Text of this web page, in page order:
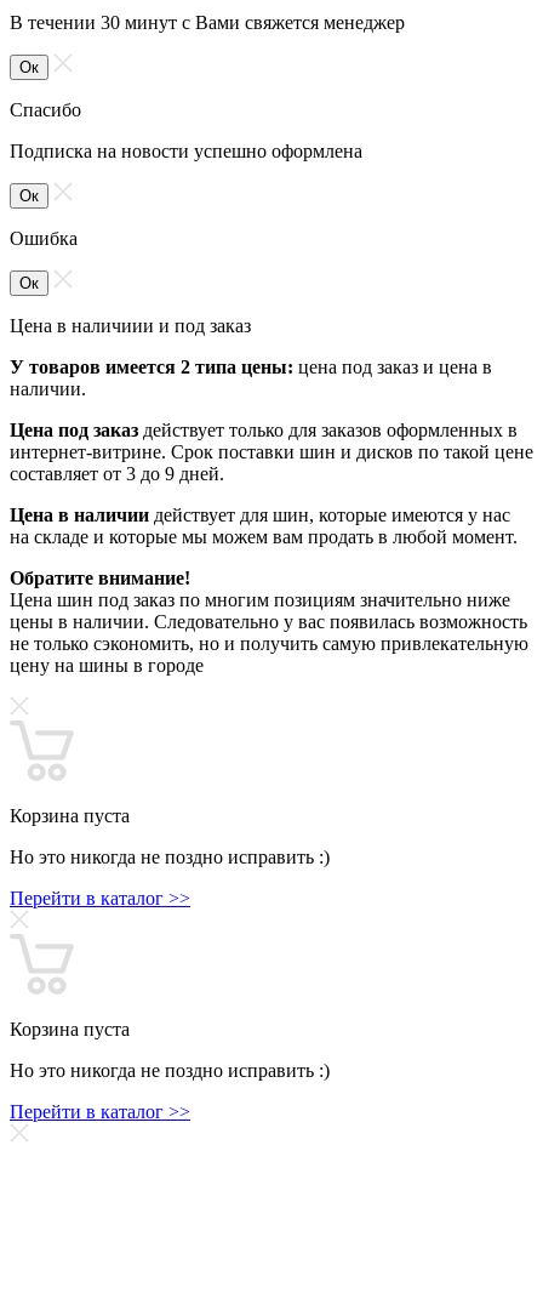
В течении 30 минут с Вами свяжется менеджер
Ок
Спасибо
Подписка на новости успешно оформлена
Ок
Ошибка
Ок
Цена в наличиии и под заказ
У товаров имеется 2 типа цены: цена под заказ и цена в
наличии.
Цена под заказ действует только для заказов оформленных в
интернет-витрине. Срок поставки шин и дисков по такой цене
составляет от 3 до 9 дней.
Цена в наличии действует для шин, которые имеются у нас
на складе и которые мы можем вам продать в любой момент.
Обратите внимание!
Цена шин под заказ по многим позициям значительно ниже
цены в наличии. Следовательно у вас появилась возможность
не только сэкономить, но и получить самую привлекательную
цену на шины в городе
Корзина пуста
Но это никогда не поздно исправить :)
Перейти в каталог >>
Корзина пуста
Но это никогда не поздно исправить :)
Перейти в каталог >>